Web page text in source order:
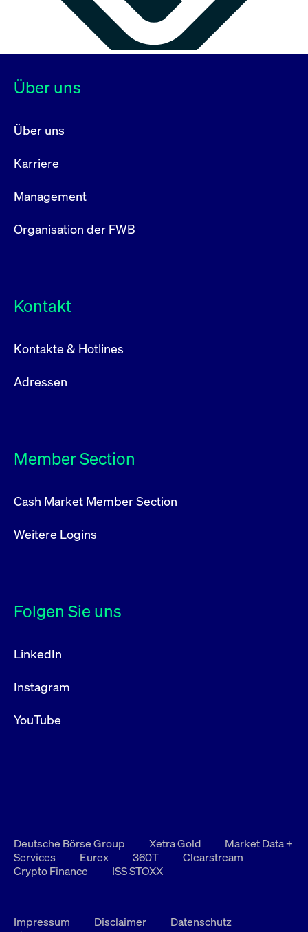
Über uns
Über uns
Karriere
Management
Organisation der FWB
Kontakt
Kontakte & Hotlines
Adressen
Member Section
Cash Market Member Section
Weitere Logins
Folgen Sie uns
LinkedIn
Instagram
YouTube
Deutsche Börse Group Xetra Gold
Market Data +
Services
Eurex 360T
Clearstream
Crypto Finance
ISS STOXX
Impressum Disclaimer
Datenschutz